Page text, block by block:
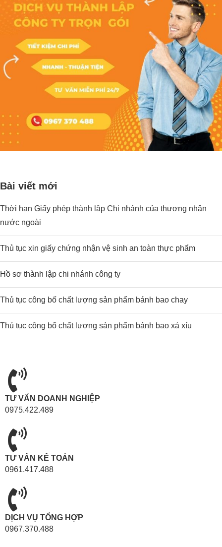
Bài viết mới
Thời hạn Giấy phép thành lập Chi nhánh của thương nhân
nước ngoài
Thủ tục xin giấy chứng nhận vệ sinh an toàn thực phẩm
Hồ sơ thành lập chi nhánh công ty
Thủ tục công bố chất lượng sản phẩm bánh bao chay
Thủ tục công bố chất lượng sản phẩm bánh bao xá xíu
TƯ VẤN DOANH NGHIỆP
0975.422.489
TƯ VẤN KẾ TOÁN
0961.417.488
DỊCH VỤ TỔNG HỢP
0967.370.488